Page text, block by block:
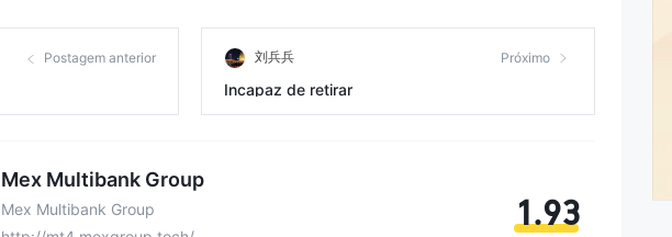
Postagem anterior 刘兵兵 Próximo
Incapaz de retirar
Mex Multibank Group
Mex Multibank Group
1.93